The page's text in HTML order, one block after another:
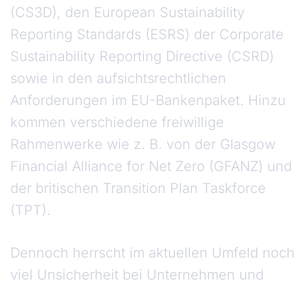
(CS3D), den European Sustainability
Reporting Standards (ESRS) der Corporate
Sustainability Reporting Directive (CSRD)
sowie in den aufsichtsrechtlichen
Anforderungen im EU-Bankenpaket. Hinzu
kommen verschiedene freiwillige
Rahmenwerke wie z. B. von der Glasgow
Financial Alliance for Net Zero (GFANZ) und
der britischen Transition Plan Taskforce
(TPT).
Dennoch herrscht im aktuellen Umfeld noch
viel Unsicherheit bei Unternehmen und